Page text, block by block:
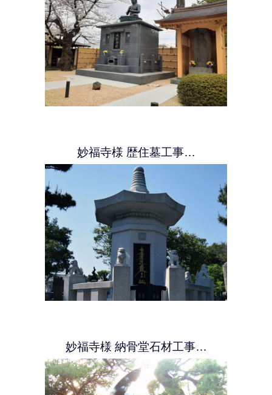
妙福寺様 歴住墓工事…
妙福寺様 納骨堂石材工事…